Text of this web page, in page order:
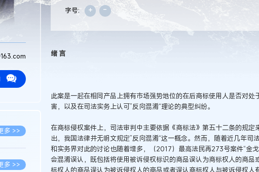
多 >>
多 >>
字号: + -
绪 言
此案是一起在相同产品上拥有市场强势地位的在后商标使用人是否对
害，以及在司法实务上认可”反向混淆“理论的典型纠纷。
在商标侵权案件上，司法审判中主要依据《商标法》第五十二条的规
出，我国法律并无明文规定”反向混淆“这一概念。然而，随着近几年司
和实务界对此的讨论也随着增多，（2017）最高法民再273号案件“金
会混淆误认，既包括将使用被诉侵权标识的商品误认为商标权人的商
标权人的商品误认为被诉侵权人的商品或者误认商标权人与被诉侵权